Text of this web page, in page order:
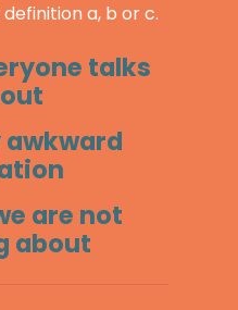
a, b or c.
talks
awkward
are not
about